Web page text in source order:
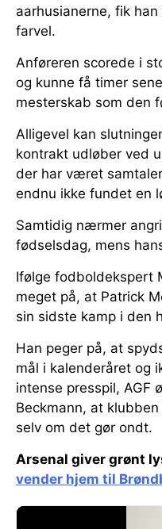
aarhusianerne, fik
farvel.
Anføreren scorede i
og kunne få timer
mesterskab som den
Alligevel kan
kontrakt udløber ved
der har været
endnu ikke fundet en
Samtidig nærmer
fødselsdag, mens
Ifølge fodboldekspert
meget på, at Patrick
sin sidste kamp i den
Han peger på, at
mål i kalenderåret og
intense presspil, AGF
Beckmann, at
selv om det gør ondt.
Arsenal giver grønt
vender hjem til